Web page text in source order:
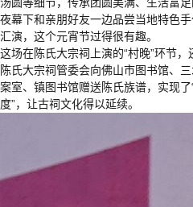
汤圆等细节，传承团圆美满、生活富足
夜幕下和亲朋好友一边品尝当地特色
汇演，这个元宵节过得很有趣。
这场在陈氏大宗祠上演的“村晚”环节，
陈氏大宗祠管委会向佛山市图书馆、
案室、镇图书馆赠送陈氏族谱，实现
度”，让古祠 文化得以延续。